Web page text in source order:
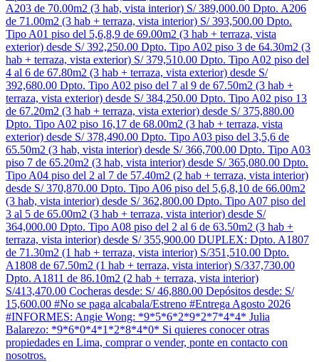
A203 de 70.00m2 (3 hab, vista interior) S/ 389,000.00 Dpto. A206
de 71.00m2 (3 hab + terraza, vista interior) S/ 393,500.00 Dpto.
Tipo A01 piso del 5,6,8,9 de 69.00m2 (3 hab + terraza, vista
exterior) desde S/ 392,250.00 Dpto. Tipo A02 piso 3 de 64.30m2 (3
hab + terraza, vista exterior) S/ 379,510.00 Dpto. Tipo A02 piso del
4 al 6 de 67.80m2 (3 hab + terraza, vista exterior) desde S/
392,680.00 Dpto. Tipo A02 piso del 7 al 9 de 67.50m2 (3 hab +
terraza, vista exterior) desde S/ 384,250.00 Dpto. Tipo A02 piso 13
de 67.20m2 (3 hab + terraza, vista exterior) desde S/ 375,880.00
Dpto. Tipo A02 piso 16,17 de 68.00m2 (3 hab + terraza, vista
exterior) desde S/ 378,490.00 Dpto. Tipo A03 piso del 3,5,6 de
65.50m2 (3 hab, vista interior) desde S/ 366,700.00 Dpto. Tipo A03
piso 7 de 65.20m2 (3 hab, vista interior) desde S/ 365,080.00 Dpto.
Tipo A04 piso del 2 al 7 de 57.40m2 (2 hab + terraza, vista interior)
desde S/ 370,870.00 Dpto. Tipo A06 piso del 5,6,8,10 de 66.00m2
(3 hab, vista interior) desde S/ 362,800.00 Dpto. Tipo A07 piso del
3 al 5 de 65.00m2 (3 hab + terraza, vista interior) desde S/
364,000.00 Dpto. Tipo A08 piso del 2 al 6 de 63.50m2 (3 hab +
terraza, vista interior) desde S/ 355,900.00 DUPLEX: Dpto. A1807
de 71.30m2 (1 hab + terraza, vista interior) S/351,510.00 Dpto.
A1808 de 67.50m2 (1 hab + terraza, vista interior) S/337,730.00
Dpto. A1811 de 86.10m2 (2 hab + terraza, vista interior)
S/413,470.00 Cocheras desde: S/ 46,880.00 Depósitos desde: S/
15,600.00 #No se paga alcabala/Estreno #Entrega Agosto 2026
#INFORMES: Angie Wong: *9*5*6*2*9*2*7*4*4* Julia
Balarezo: *9*6*0*4*1*2*8*4*0* Si quieres conocer otras
propiedades en Lima, comprar o vender, ponte en contacto con
nosotros.